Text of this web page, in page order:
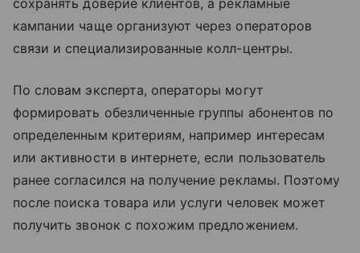
сохранять доверие клиентов, а рекламные
кампании чаще организуют через операторов
связи и специализированные колл-центры.
По словам эксперта, операторы могут
формировать обезличенные группы абонентов по
определенным критериям, например интересам
или активности в интернете, если пользователь
ранее согласился на получение рекламы. Поэтому
после поиска товара или услуги человек может
получить звонок с похожим предложением.